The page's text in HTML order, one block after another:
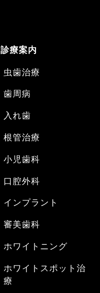
診療案内
虫歯治療
歯周病
入れ歯
根管治療
小児歯科
口腔外科
インプラント
審美歯科
ホワイトニング
ホワイトスポット治
療